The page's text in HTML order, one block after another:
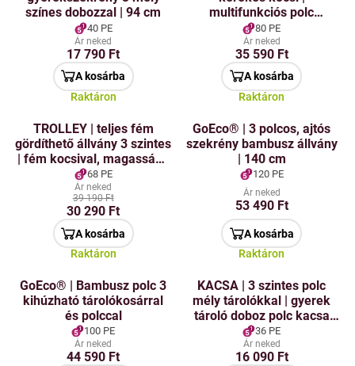
színes dobozzal | 94 cm
40 PE
Ár neked
17 790 Ft
A kosárba
Raktáron
multifunkciós polc
kerekeken | magasság 86
cm | fehér
80 PE
Ár neked
35 590 Ft
A kosárba
Raktáron
TROLLEY | teljes fém
gördíthető állvány 3 szintes
| fém kocsival, magassága
86 cm | fehér
68 PE
Ár neked
39 190 Ft
30 290 Ft
A kosárba
Raktáron
GoEco® | 3 polcos, ajtós
szekrény bambusz állvány
| 140 cm
120 PE
Ár neked
53 490 Ft
A kosárba
Raktáron
GoEco® | Bambusz polc 3
kihúzható tárolókosárral
és polccal
100 PE
Ár neked
44 590 Ft
KACSA | 3 szintes polc
mély tárolókkal | gyerek
tároló doboz polc kacsa
formájában | magassága
94 cm
36 PE
Ár neked
16 090 Ft